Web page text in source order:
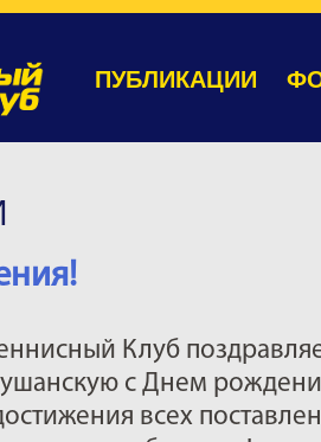
ПУБЛИКАЦИИ
Клуб
с Днем
всех